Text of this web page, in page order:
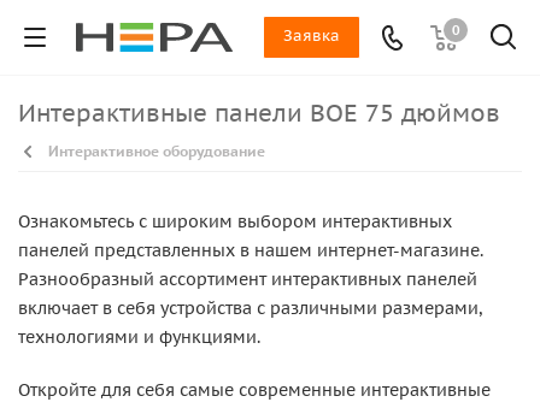
0
Заявка
Интерактивные панели BOE 75 дюймов
Интерактивное оборудование
Ознакомьтесь с широким выбором интерактивных
панелей представленных в нашем интернет-магазине.
Разнообразный ассортимент интерактивных панелей
включает в себя устройства с различными размерами,
технологиями и функциями.
Откройте для себя самые современные интерактивные